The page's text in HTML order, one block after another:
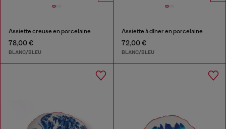
Assiette creuse en porcelaine
78,00 €
BLANC/BLEU
Assiette à dîner en porcelaine
72,00 €
BLANC/BLEU